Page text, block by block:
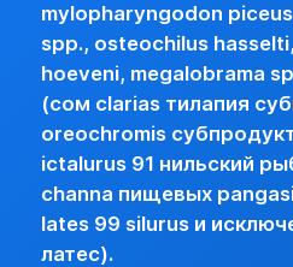
Разреш. прочие:
нет
Прочие особености:
Запреты (другие страны): нет
Экспорт:
Лицензирование:
нет
нет
Запреты (другие страны):
нет
mylopharyngodon
spp., osteochilus
hoeveni, megalobrama
(сом clarias тилапия
oreochromis
ictalurus 91 нильский
channa пищевых
lates 99 silurus и
латес).